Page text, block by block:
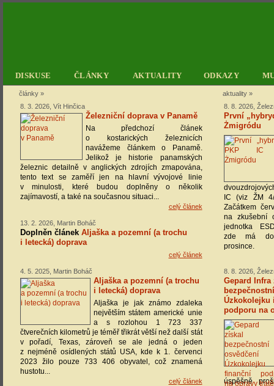
DISKUSE ČLÁNKY AKTUALITY ODKAZY
aktuality»
8. 8. 2026,
První
Żmigródu
IC (viz ŽM
Začátkem
na zkušební
jednotka
zde má do
prosince.
8. 8. 2026,
Gepard Infra
Úzkokolejku
podporu na
úspěšně
články »
8. 3. 2026, Vít Hinčica
Železniční doprava v Panamě
Na předchozí článek
o kostarických železnicích
navážeme článkem o Panamě.
Jelikož je historie panamských
železnic detailně v anglických zdrojích zmapována,
tento text se zaměří jen na hlavní vývojové linie
v minulosti, které budou doplněny o několik
zajímavostí, a také na současnou situaci...
celý článek
13. 2. 2026, Martin Boháč
Doplněn článek Aljaška a pozemní (a trochu
i letecká) doprava
celý článek
4. 5. 2025, Martin Boháč
Aljaška a pozemní (a trochu
i letecká) doprava
Aljaška je jak známo zdaleka
největším státem americké unie
a s rozlohou 1 723 337
čtverečních kilometrů je téměř třikrát větší než další stát
v pořadí, Texas, zároveň se ale jedná o jeden
z nejméně osídlených států USA, kde k 1. červenci
2023 žilo pouze 733 406 obyvatel, což znamená
hustotu...
celý článek